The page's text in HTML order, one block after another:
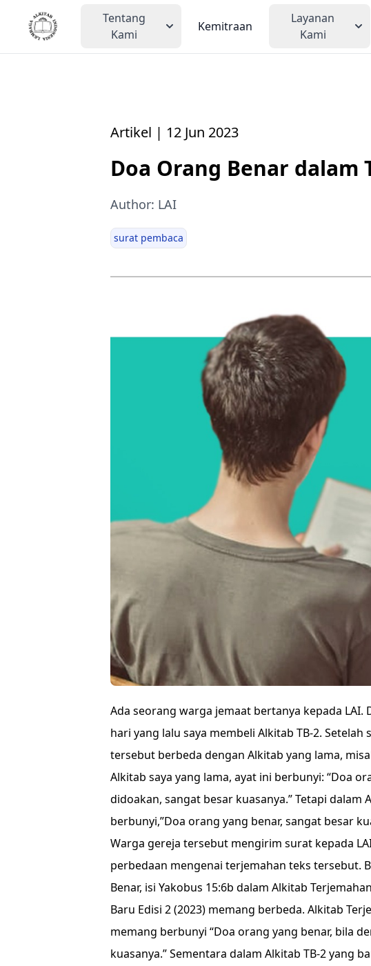
Tentang
Kami
Kemitraan
Layanan
Kami
Artikel | 12 Jun 2023
Doa Orang Benar dalam
Author: LAI
surat pembaca
Ada seorang warga jemaat bertanya kepada LAI.
hari yang lalu saya membeli Alkitab TB-2.
tersebut berbeda dengan Alkitab yang lama,
Alkitab saya yang lama, ayat ini berbunyi: “Doa
didoakan, sangat besar kuasanya.” Tetapi dalam
berbunyi,”Doa orang yang benar, sangat besar
Warga gereja tersebut mengirim surat kepada
perbedaan mengenai terjemahan teks tersebut.
Benar, isi Yakobus 15:6b dalam Alkitab
Baru Edisi 2 (2023) memang berbeda. Alkitab
memang berbunyi “Doa orang yang benar, bila
kuasanya.” Sementara dalam Alkitab TB-2 yang